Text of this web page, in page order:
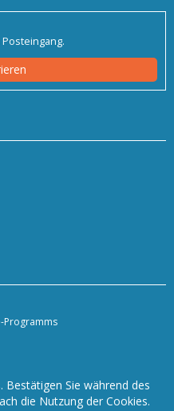
Bestätigen Sie während des
die Nutzung der Cookies.
Programms